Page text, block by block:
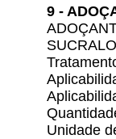
9 -
Unidade